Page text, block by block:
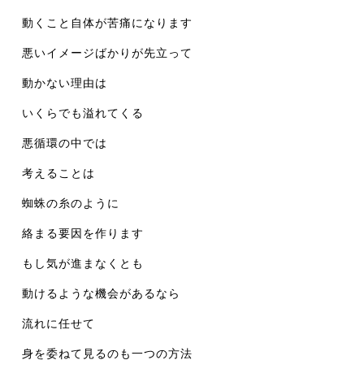
動くこと自体が苦痛になります
悪いイメージばかりが先立って
動かない理由は
いくらでも溢れてくる
悪循環の中では
考えることは
蜘蛛の糸のように
絡まる要因を作ります
もし気が進まなくとも
動けるような機会があるなら
流れに任せて
身を委ねて見るのも一つの方法